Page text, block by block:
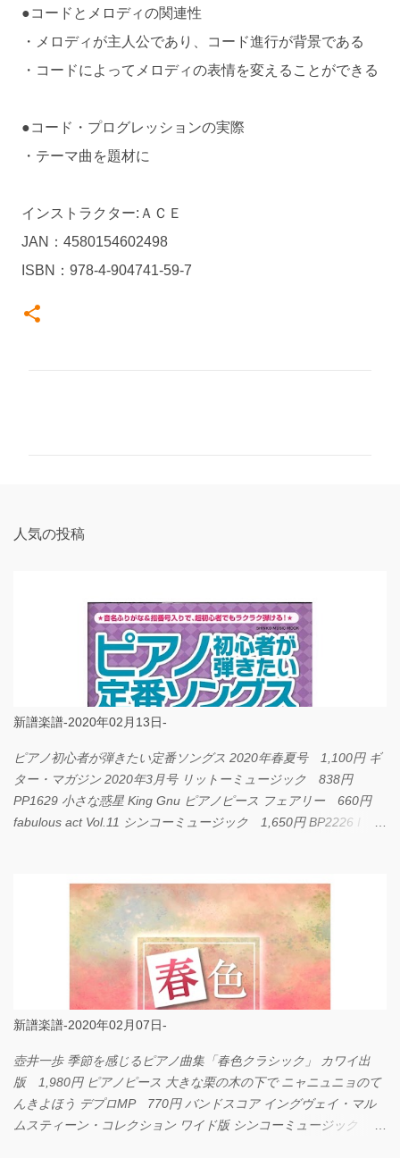
●コードとメロディの関連性
・メロディが主人公であり、コード進行が背景である
・コードによってメロディの表情を変えることができる
●コード・プログレッションの実際
・テーマ曲を題材に
インストラクター:ＡＣＥ
JAN：4580154602498
ISBN：978-4-904741-59-7
人気の投稿
新譜楽譜-2020年02月13日-
ピアノ初心者が弾きたい定番ソングス 2020年春夏号 1,100円 ギ
ター・マガジン 2020年3月号 リットーミュージック 838円
PP1629 小さな惑星 King Gnu ピアノピース フェアリー 660円
fabulous act Vol.11 シンコーミュージック 1,650円 BP2226 I
新譜楽譜-2020年02月07日-
壺井一歩 季節を感じるピアノ曲集「春色クラシック」 カワイ出
版 1,980円 ピアノピース 大きな栗の木の下で ニャニュニョのて
んきよほう デプロMP 770円 バンドスコア イングヴェイ・マル
ムスティーン・コレクション ワイド版 シンコーミュージック